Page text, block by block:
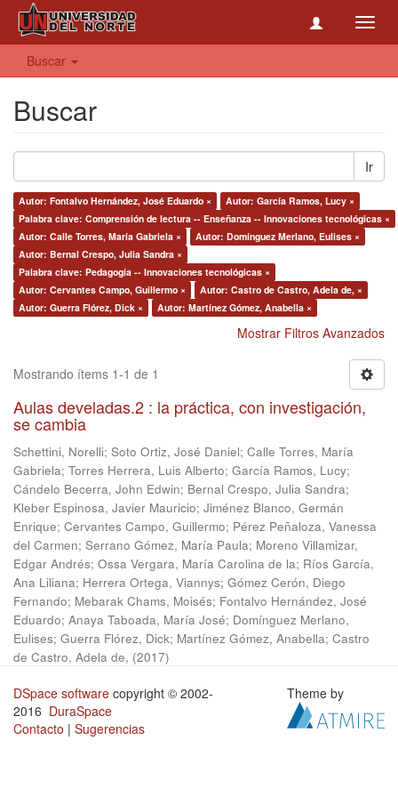
Buscar
Buscar
Ir
Autor: Fontalvo Hernández, José Eduardo ×
Autor: García Ramos, Lucy ×
Palabra clave: Comprensión de lectura -- Enseñanza -- Innovaciones tecnológicas ×
Autor: Calle Torres, María Gabriela ×
Autor: Domínguez Merlano, Eulises ×
Autor: Bernal Crespo, Julia Sandra ×
Palabra clave: Pedagogía -- Innovaciones tecnológicas ×
Autor: Cervantes Campo, Guillermo ×
Autor: Castro de Castro, Adela de, ×
Autor: Guerra Flórez, Dick ×
Autor: Martínez Gómez, Anabella ×
Mostrar Filtros Avanzados
Mostrando ítems 1-1 de 1
Aulas develadas.2 : la práctica, con investigación,
se cambia
Schettini, Norelli; Soto Ortiz, José Daniel; Calle Torres, María
Gabriela; Torres Herrera, Luis Alberto; García Ramos, Lucy;
Cándelo Becerra, John Edwin; Bernal Crespo, Julia Sandra;
Kleber Espinosa, Javier Mauricio; Jiménez Blanco, Germán
Enrique; Cervantes Campo, Guillermo; Pérez Peñaloza, Vanessa
del Carmen; Serrano Gómez, María Paula; Moreno Villamizar,
Edgar Andrés; Ossa Vergara, María Carolina de la; Ríos García,
Ana Liliana; Herrera Ortega, Viannys; Gómez Cerón, Diego
Fernando; Mebarak Chams, Moisés; Fontalvo Hernández, José
Eduardo; Anaya Taboada, María José; Domínguez Merlano,
Eulises; Guerra Flórez, Dick; Martínez Gómez, Anabella; Castro
de Castro, Adela de, (2017)
DSpace software copyright © 2002-
2016 DuraSpace
Contacto | Sugerencias
Theme by